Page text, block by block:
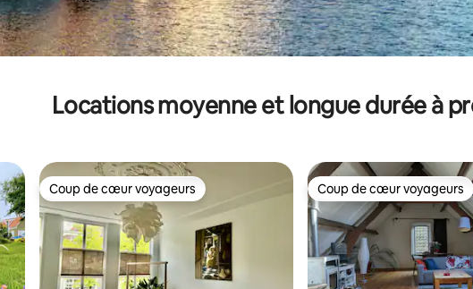
Locations moyenne et longue durée à
Coup de cœur voyageurs
Coup de cœur voyageurs Coup de cœur voyageurs
Coup de cœur voyageurs